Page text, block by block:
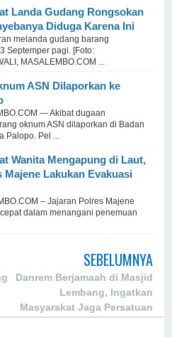
Landa Gudang Rongsokan
Diduga Karena Ini
melanda gudang barang
Septemper pagi. [Foto:
MASALEMBO.COM ...
ASN Dilaporkan ke
— Akibat dugaan
oknum ASN dilaporkan di Badan
Palopo. Pel ...
Wanita Mengapung di Laut,
Majene Lakukan Evakuasi
– Jajaran Polres Majene
dalam menangani penemuan
SEBELUMNYA
Danrem Berjamaah di Masjid
Lembang, Ingatkan
Masyarakat Jaga Persatuan